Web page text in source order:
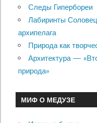
Следы Гипербореи
Лабиринты
архипелага
Природа как
Архитектура —
природа»
МИФ О МЕДУЗЕ